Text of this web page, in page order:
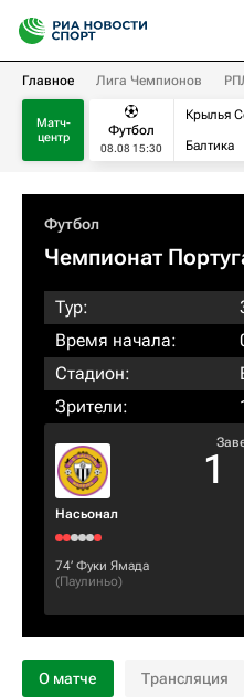
Главное Лига Чемпионов
Матч-
центр
Футбол
08.08 15:30
Крылья
Балтика
Футбол
Чемпионат
Тур:
Время начала:
Стадион:
Зрители:
Насьонал
1
74‎’‎ Фуки Ямада
(Паулиньо)
О матче Трансляция